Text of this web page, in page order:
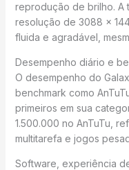
reprodução de brilho. A
resolução de 3088 x
fluida e agradável,
Desempenho diário e
O desempenho do
benchmark como
primeiros em sua
1.500.000 no AnTuTu,
multitarefa e jogos
Software, experiência